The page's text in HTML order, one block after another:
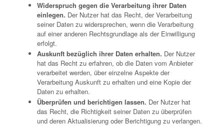
Widerspruch gegen die Verarbeitung ihrer Daten
einlegen. Der Nutzer hat das Recht, der Verarbeitung
seiner Daten zu widersprechen, wenn die Verarbeitung
auf einer anderen Rechtsgrundlage als der Einwilligung
erfolgt.
Auskunft bezüglich ihrer Daten erhalten. Der Nutzer
hat das Recht zu erfahren, ob die Daten vom Anbieter
verarbeitet werden, über einzelne Aspekte der
Verarbeitung Auskunft zu erhalten und eine Kopie der
Daten zu erhalten.
Überprüfen und berichtigen lassen. Der Nutzer hat
das Recht, die Richtigkeit seiner Daten zu überprüfen
und deren Aktualisierung oder Berichtigung zu verlangen.